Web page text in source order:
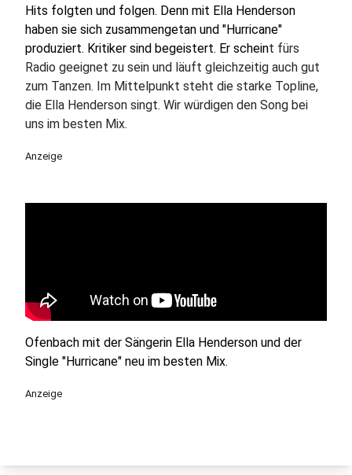
Hits folgten und folgen. Denn mit Ella Henderson
haben sie sich zusammengetan und "Hurricane"
produziert. Kritiker sind begeistert. Er scheint fürs
Radio geeignet zu sein und läuft gleichzeitig auch gut
zum Tanzen. Im Mittelpunkt steht die starke Topline,
die Ella Henderson singt. Wir würdigen den Song bei
uns im besten Mix.
Anzeige
Ofenbach mit der Sängerin Ella Henderson und der
Single "Hurricane" neu im besten Mix.
Anzeige